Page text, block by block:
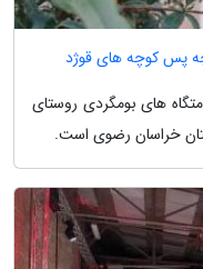
پس کوچه های قوژد
های بومگردی روستای
خراسان رضوی است.